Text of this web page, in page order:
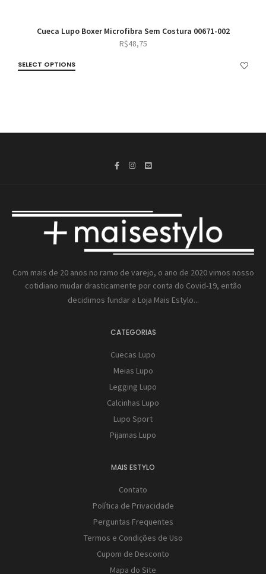
Cueca Lupo Boxer Microfibra Sem Costura 00671-002
R$48,75
SELECT OPTIONS
Com mais de 20 anos no ramo de varejo, o ano de 2020 vimos nosso
cotidiano mudar drasticamente por conta do Covid-19, então
decidimos fundar a Loja Mais Estylo...
CATEGORIAS
Cuecas Lupo
Meias Lupo
Legging Lupo
Calcinhas Lupo
Lupo Sport
Pijamas Lupo
MAIS ESTYLO
Contato
Política de Privacidade
Perguntas Frequentes
Termos e Condições de Uso
Cupom de Desconto
Mapa do Site